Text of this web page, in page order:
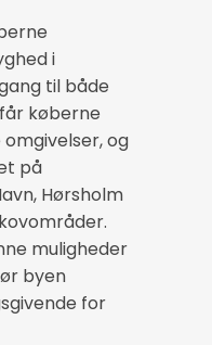
i
til både
køberne
og
på
Hørsholm
muligheder
byen
for